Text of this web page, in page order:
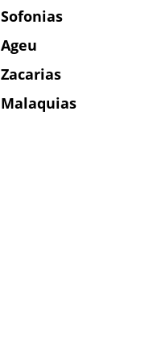
Sofonias
Ageu
Zacarias
Malaquias